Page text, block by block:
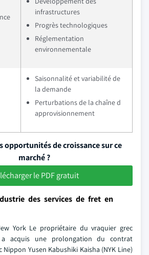
infrastructures
Progrès technologiques
Réglementation
environnementale
Saisonnalité et variabilité de
la demande
Perturbations de la chaîne d
approvisionnement
opportunités de croissance sur ce
marché ?
le PDF gratuit
des services de fret en
York Le propriétaire du vraquier grec
a acquis une prolongation du contrat
Yusen Kabushiki Kaisha (NYK Line)